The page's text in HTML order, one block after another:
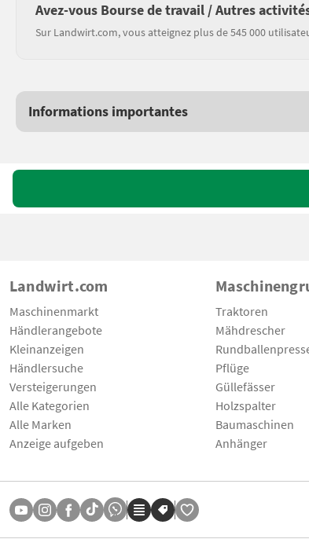
Avez-vous Bourse de travail / Autres
Sur Landwirt.com, vous atteignez plus de 545 000
Informations importantes
Landwirt.com
Maschinenmarkt
Händlerangebote
Kleinanzeigen
Händlersuche
Versteigerungen
Alle Kategorien
Alle Marken
Anzeige aufgeben
Traktoren
Mähdrescher
Pflüge
Güllefässer
Holzspalter
Baumaschinen
Anhänger